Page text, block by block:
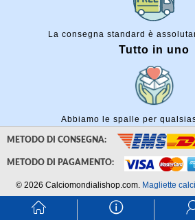
La consegna standard è
Tutto in uno
Abbiamo le spalle per
󰃱 󰈢
METODO DI CONSEGNA:
METODO DI PAGAMENTO:
© 2026 Calciomondialishop.com. Magliette